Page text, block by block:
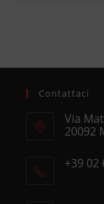
Contattaci
Via
20092
in
+39 02